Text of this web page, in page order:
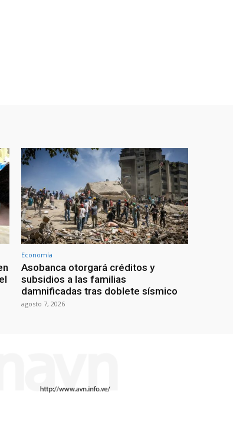
Economía
Asobanca otorgará créditos y
subsidios a las familias
damnificadas tras doblete sísmico
agosto 7, 2026